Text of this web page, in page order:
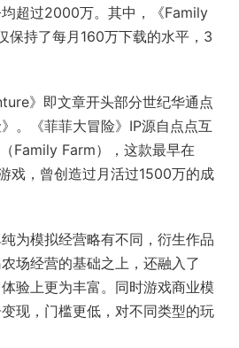
超过2000万。其中，《Family
保持了每月160万下载的水平，3
》即文章开头部分世纪华通点
。《菲菲大冒险》IP源自点点互
Family Farm），这款最早在
戏，曾创造过月活过1500万的成
为模拟经营略有不同，衍生作品
场经营的基础之上，还融入了
验上更为丰富。同时游戏商业模
现，门槛更低，对不同类型的玩